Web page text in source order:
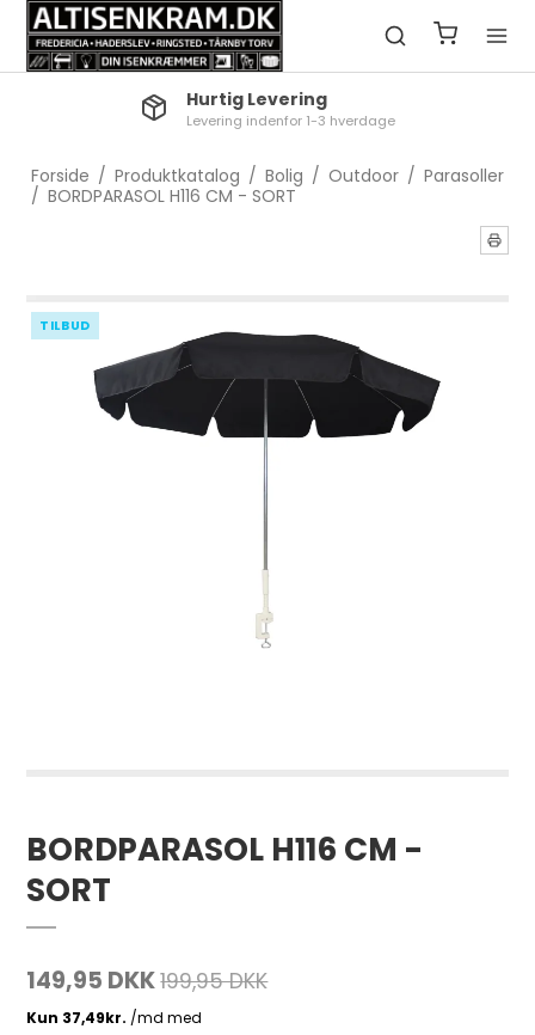
Hurtig Levering
Levering indenfor 1-3 hverdage
Forside / Produktkatalog / Bolig / Outdoor / Parasoller
/ BORDPARASOL H116 CM - SORT
TILBUD
BORDPARASOL H116 CM -
SORT
149,95 DKK199,95 DKK